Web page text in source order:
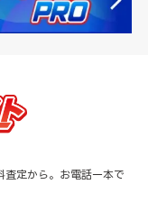
査定から。お電話一本で